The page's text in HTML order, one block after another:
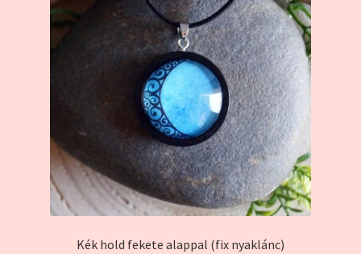
Kék hold fekete alappal (fix nyaklánc)